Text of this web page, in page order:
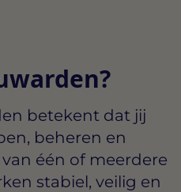
betekent dat jij
beheren en
één of meerdere
stabiel, veilig en